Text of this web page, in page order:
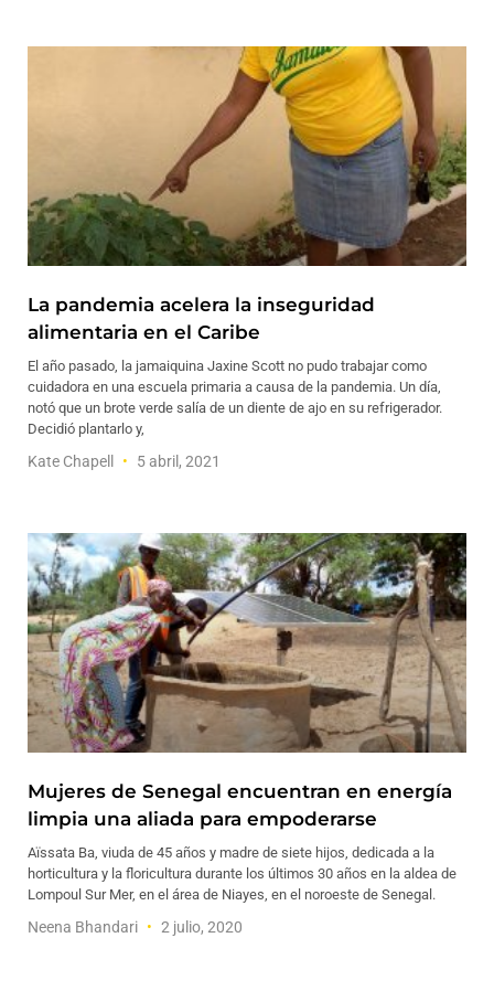
La pandemia acelera la inseguridad
alimentaria en el Caribe
El año pasado, la jamaiquina Jaxine Scott no pudo trabajar como
cuidadora en una escuela primaria a causa de la pandemia. Un día,
notó que un brote verde salía de un diente de ajo en su refrigerador.
Decidió plantarlo y,
Kate Chapell 5 abril, 2021
Mujeres de Senegal encuentran en energía
limpia una aliada para empoderarse
Aïssata Ba, viuda de 45 años y madre de siete hijos, dedicada a la
horticultura y la floricultura durante los últimos 30 años en la aldea de
Lompoul Sur Mer, en el área de Niayes, en el noroeste de Senegal.
Neena Bhandari 2 julio, 2020